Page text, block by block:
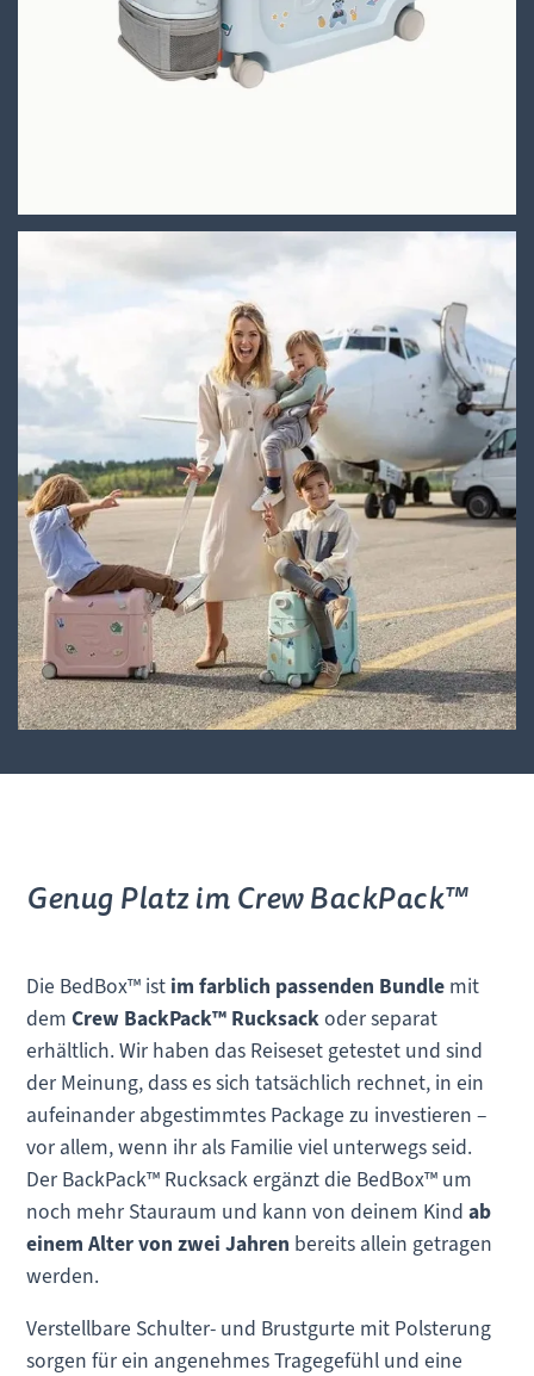
Genug Platz im Crew BackPack™
Die BedBox™ ist im farblich passenden Bundle mit
demCrew BackPack™ Rucksackoder separat
erhältlich. Wir haben das Reiseset getestet und sind
der Meinung, dass es sich tatsächlich rechnet, in ein
aufeinander abgestimmtes Package zu investieren –
vor allem, wenn ihr als Familie viel unterwegs seid.
Der BackPack™ Rucksack ergänzt die BedBox™ um
noch mehr Stauraum und kann von deinem Kindab
einem Alter von zwei Jahren bereits allein getragen
werden.
Verstellbare Schulter- und Brustgurte mit Polsterung
sorgen für ein angenehmes Tragegefühl und eine